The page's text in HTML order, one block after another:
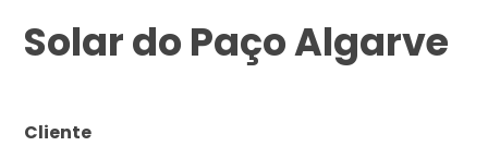
Solar do Paço Algarve
Cliente